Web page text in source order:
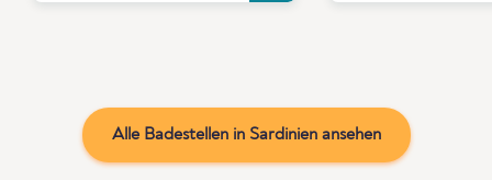
Alle Badestellen in Sardinien ansehen